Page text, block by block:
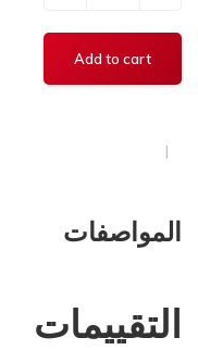
المواصفات
التقييمات